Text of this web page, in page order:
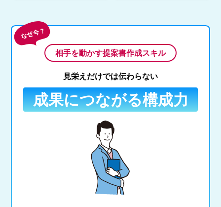
相手を動かす提案書作成スキル
見栄えだけでは伝わらない
成果につながる構成力